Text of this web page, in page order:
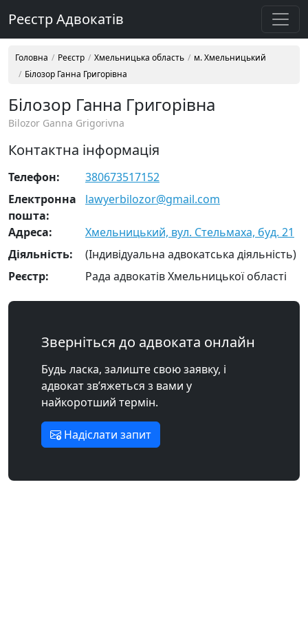
Реєстр Адвокатів
Головна Реєстр Хмельницька область
м. Хмельницький
Білозор Ганна Григорівна
Білозор Ганна Григорівна
Bilozor Ganna Grigorivna
Контактна інформація
Телефон:
380673517152
Електронна
пошта:
lawyerbilozor@gmail.com
Адреса:
Хмельницький, вул. Стельмаха, буд. 21
Діяльність:
(Індивідуальна адвокатська діяльність)
Реєстр:
Рада адвокатів Хмельницької області
Зверніться до адвоката онлайн
Будь ласка, залиште свою заявку, і
адвокат зв’яжеться з вами у
найкоротший термін.
Надіслати запит